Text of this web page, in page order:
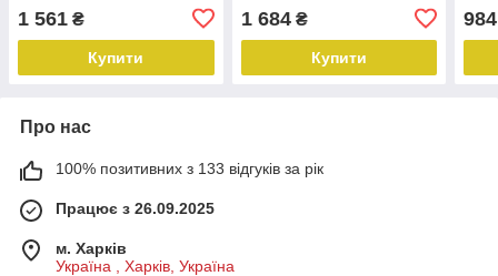
1 561 ₴
Купити
1 684₴
Купити
984
Про нас
100% позитивних з 133 відгуків за рік
Працює з 26.09.2025
м. Харків
Україна , Харків, Україна